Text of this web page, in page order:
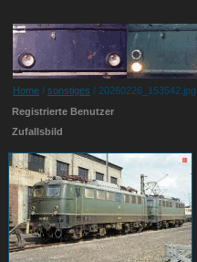
Home / sonstiges / 20260226_153542.jpg
Registrierte Benutzer
Zufallsbild